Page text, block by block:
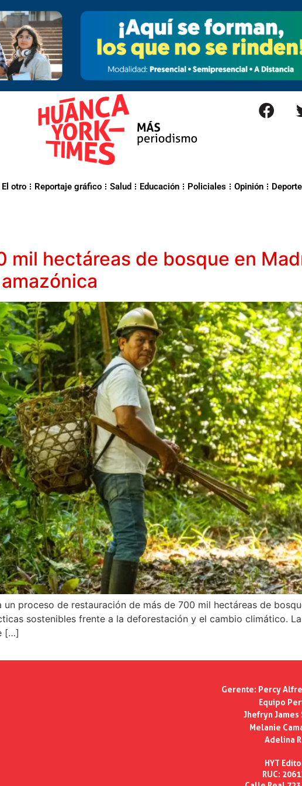
El otro Reportaje gráfico Salud Educación Policiales Opinión
mil hectáreas de bosque en
proceso de restauración de más de 700 mil hectáreas de
sostenibles frente a la deforestación y el cambio climático.
[…]
Gerente: Percy
Equipo
Jhefryn James
Melanie
Adelina
HYT
RUC: